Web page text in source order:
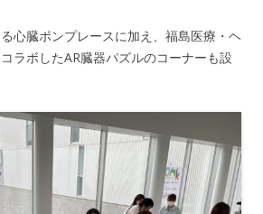
心臓ポンプレースに加え、福島医療・ヘ
ラボしたAR臓器パズルのコーナーも設